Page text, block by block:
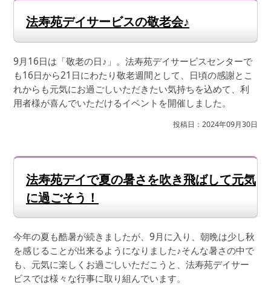
法寿苑デイサービスの敬老会♪
9月16日は「敬老の日♪」。法寿苑デイサービスセンターで
も16日から21日にわたり敬老週間として、日頃の感謝とこ
れからも元気にお過ごしいただきたい気持ちを込めて、利
用者様が喜んでいただけるイベントを開催しました。
投稿日：2024年09月30日
法寿苑デイで夏の暑さを吹き飛ばして元気
に過ごそう！
今年の夏も酷暑が続きましたが、9月に入り、朝晩は少し秋
を感じることが出来るようになりました♪そんな暑さの中で
も、元気に楽しくお過ごしいただこうと、法寿苑デイサー
ビスでは様々な行事に取り組んでいます。